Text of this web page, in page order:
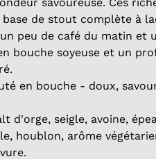
de stout complète à
peu de café du matin et
bouche soyeuse et un
en bouche - doux,
d'orge, seigle, avoine,
houblon, arôme